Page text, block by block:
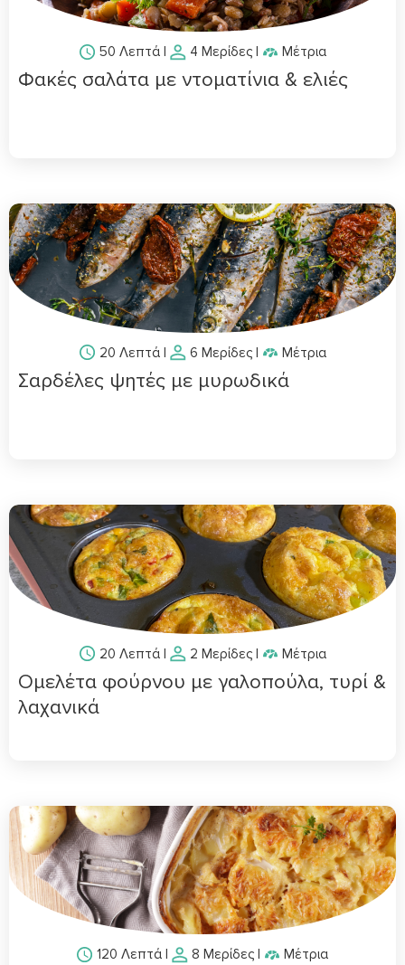
50 Λεπτά| 4 Μερίδες| Μέτρια
Φακές σαλάτα με ντοματίνια & ελιές
20 Λεπτά| 6 Μερίδες| Μέτρια
Σαρδέλες ψητές με μυρωδικά
20 Λεπτά| 2 Μερίδες| Μέτρια
Ομελέτα φούρνου με γαλοπούλα, τυρί &
λαχανικά
120 Λεπτά | 8 Μερίδες | Μέτρια